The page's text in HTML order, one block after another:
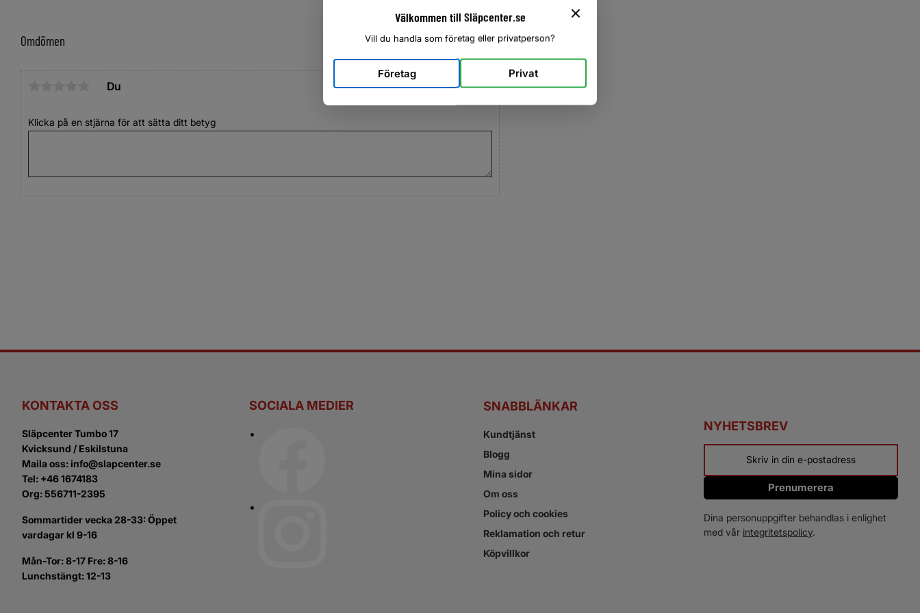
Omdömen
Du
Klicka på en stjärna för att sätta ditt betyg
NYHETSBREV
Prenumerera
Dina personuppgifter behandlas i enlighet
med vår integritetspolicy.
KONTAKTA OSS
Släpcenter Tumbo 17
Kvicksund / Eskilstuna
Maila oss: info@slapcenter.se
Tel: +46 1674183
Org: 556711-2395
Sommartider vecka 28-33: Öppet
vardagar kl 9-16
Mån-Tor: 8-17 Fre: 8-16
Lunchstängt: 12-13
SOCIALA MEDIER SNABBLÄNKAR
Kundtjänst
Blogg
Mina sidor
Om oss
Policy och cookies
Reklamation och retur
Köpvillkor
Välkommen till Släpcenter.se
Vill du handla som företag eller privatperson?
Företag Privat